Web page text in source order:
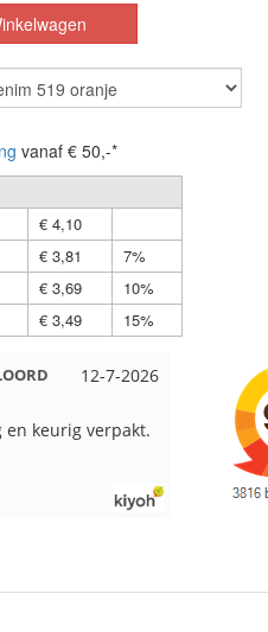
vanaf € 50,-*
€ 4,10
€ 3,81
7%
€ 3,69
10%
€ 3,49 15%
12-7-2026
snelgeleverd
Wendy
Ruime
kleuren
beetje
los in